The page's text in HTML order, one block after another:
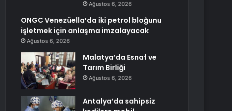
Ağustos 6, 2026
ONGC Venezüella’da iki petrol bloğunu
işletmek için anlaşma imzalayacak
Ağustos 6, 2026
Malatya’da Esnaf ve
Tarım Birliği
Ağustos 6, 2026
Antalya’da sahipsiz